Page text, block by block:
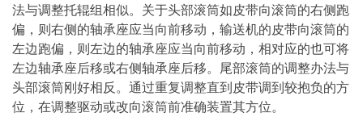
法与调整托辊组相似。关于头部滚筒如皮带向滚筒的右侧跑
偏，则右侧的轴承座应当向前移动，输送机的皮带向滚筒的
左边跑偏，则左边的轴承座应当向前移动，相对应的也可将
左边轴承座后移或右侧轴承座后移。尾部滚筒的调整办法与
头部滚筒刚好相反。通过重复调整直到皮带调到较抱负的方
位，在调整驱动或改向滚筒前准确装置其方位。